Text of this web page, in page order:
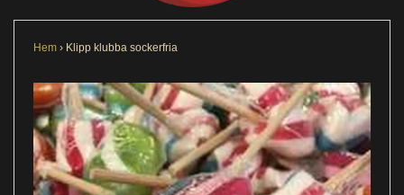
Hem › Klipp klubba sockerfria